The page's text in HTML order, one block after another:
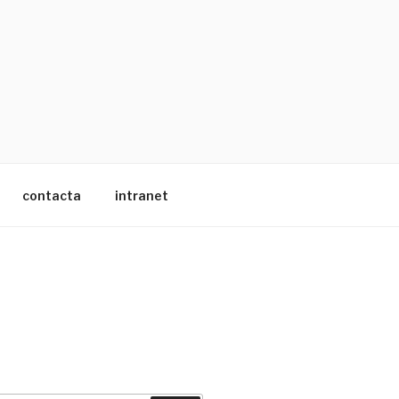
contacta intranet